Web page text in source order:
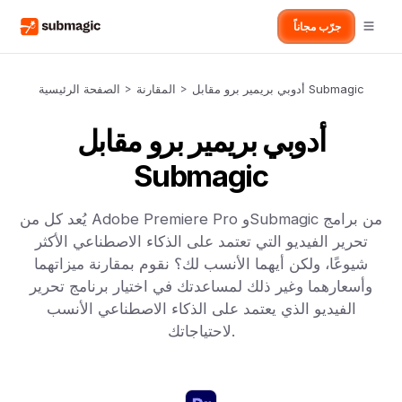
جرّب مجاناً
الصفحة الرئيسية > المقارنة > أدوبي بريمير برو مقابل Submagic
أدوبي بريمير برو مقابل
Submagic
يُعد كل من Adobe Premiere Pro وSubmagic من برامج
تحرير الفيديو التي تعتمد على الذكاء الاصطناعي الأكثر
شيوعًا، ولكن أيهما الأنسب لك؟ نقوم بمقارنة ميزاتهما
وأسعارهما وغير ذلك لمساعدتك في اختيار برنامج تحرير
الفيديو الذي يعتمد على الذكاء الاصطناعي الأنسب
لاحتياجاتك.